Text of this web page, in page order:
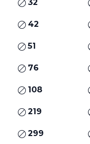
32
42
51
76
108
219
299